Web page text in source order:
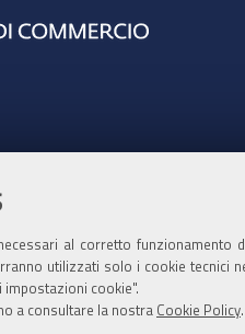
al corretto
utilizzati solo i cookie tecnici
impostazioni cookie".
a consultare la nostra Cookie Policy